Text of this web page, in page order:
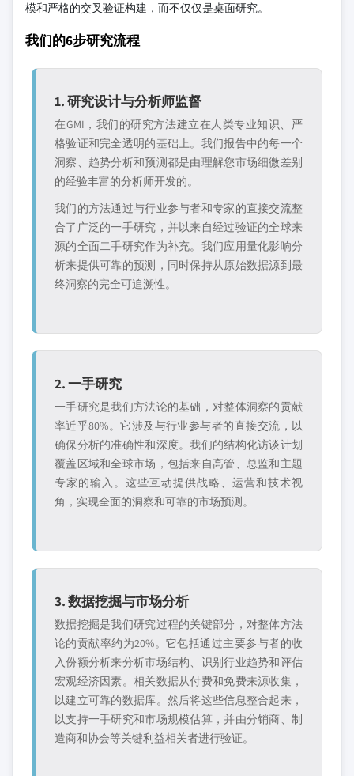
模和严格的交叉验证构建，而不仅仅是桌面研究。
我们的6步研究流程
1. 研究设计与分析师监督
在GMI，我们的研究方法建立在人类专业知识、严
格验证和完全透明的基础上。我们报告中的每一个
洞察、趋势分析和预测都是由理解您市场细微差别
的经验丰富的分析师开发的。
我们的方法通过与行业参与者和专家的直接交流整
合了广泛的一手研究，并以来自经过验证的全球来
源的全面二手研究作为补充。我们应用量化影响分
析来提供可靠的预测，同时保持从原始数据源到最
终洞察的完全可追溯性。
2. 一手研究
一手研究是我们方法论的基础，对整体洞察的贡献
率近乎80%。它涉及与行业参与者的直接交流，以
确保分析的准确性和深度。我们的结构化访谈计划
覆盖区域和全球市场，包括来自高管、总监和主题
专家的输入。这些互动提供战略、运营和技术视
角，实现全面的洞察和可靠的市场预测。
3. 数据挖掘与市场分析
数据挖掘是我们研究过程的关键部分，对整体方法
论的贡献率约为20%。它包括通过主要参与者的收
入份额分析来分析市场结构、识别行业趋势和评估
宏观经济因素。相关数据从付费和免费来源收集，
以建立可靠的数据库。然后将这些信息整合起来，
以支持一手研究和市场规模估算，并由分销商、制
造商和协会等关键利益相关者进行验证。